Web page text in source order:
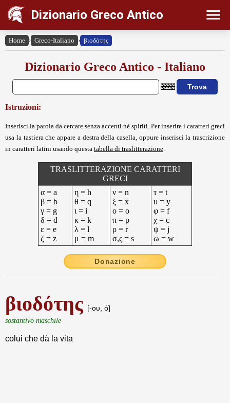
Dizionario Greco Antico
Home › Greco-Italiano › βιοδότης
Dizionario Greco Antico - Italiano
Istruzioni:
Inserisci la parola da cercare senza accenti né spiriti. Per inserire i caratteri greci
usa la tastiera che appare a destra della casella, oppure inserisci la trascrizione
in caratteri latini usando questa tabella di traslitterazione
TRASLITTERAZIONE CARATTERI
GRECI
α = a
β = b
γ = g
δ = d
ε = e
ζ = z
η = h
θ = q
ι = i
κ = k
λ = l
μ = m
ν = n
ξ = x
ο = o
π = p
ρ = r
σ,ς = s
τ = t
υ = y
φ = f
χ = c
ψ = j
ω = w
Donazione
βιοδότης [-ου, ὁ]
sostantivo maschile
colui che dà la vita